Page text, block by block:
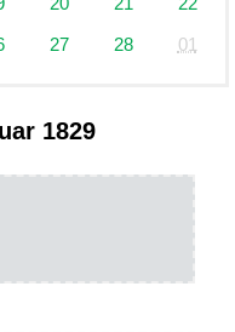
27 28 01
1829